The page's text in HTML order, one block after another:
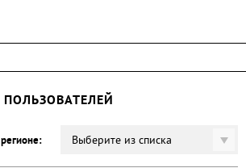
Выберите из списка